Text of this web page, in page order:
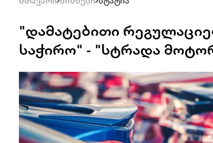
"დამატებითი
საჭირო" - "სტრადა